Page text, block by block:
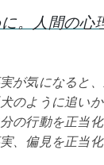
。人間の心
が気になると
のように追い
の行動を正当
、偏見を正当